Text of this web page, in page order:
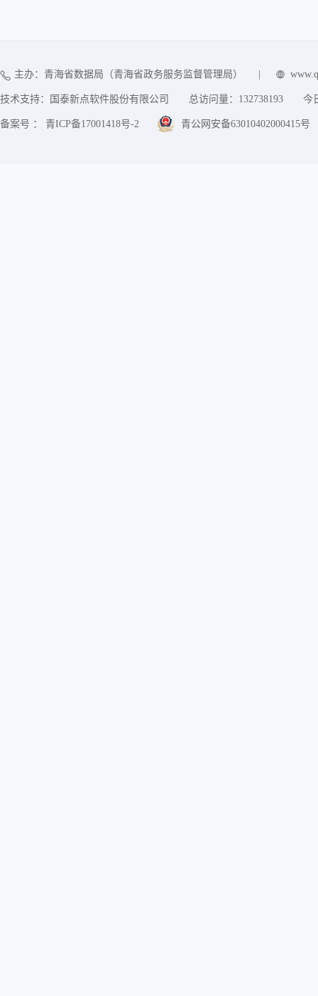
主办：青海省数据局（青海省政务服务监督管理局）
技术支持：国泰新点软件股份有限公司 总访问量： 132738193 今
备案号 ： 青ICP备17001418号-2 青公网安备63010402000415号